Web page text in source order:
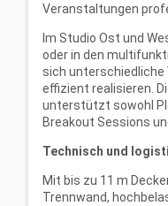
Veranstaltungen
Im Studio Ost und
oder in den
sich
effizient realisieren.
unterstützt sowohl
Breakout Sessions
Technisch und
Mit bis zu 11 m
Trennwand,